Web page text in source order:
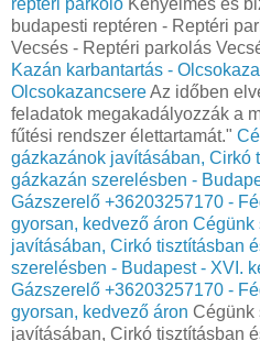
budapesti reptéren - Reptéri
Vecsés - Reptéri parkolás
Kazán karbantartás -
OlcsokazancsereAz időben
feladatok megakadályozzák a
fűtési rendszer élettartamát."
gázkazánok javításában, Cirkó
gázkazán szerelésben -
Gázszerelő +36203257170 -
gyorsan, kedvező áron Cégünk
javításában, Cirkó tisztításban
szerelésben - Budapest - XVI.
Gázszerelő +36203257170 -
gyorsan, kedvező áron Cégünk
javításában, Cirkó tisztításban